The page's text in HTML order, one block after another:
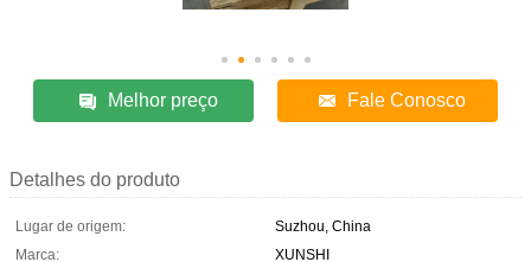
Melhor preço Fale Conosco
Detalhes do produto
Lugar de origem:
Suzhou, China
Marca:
XUNSHI